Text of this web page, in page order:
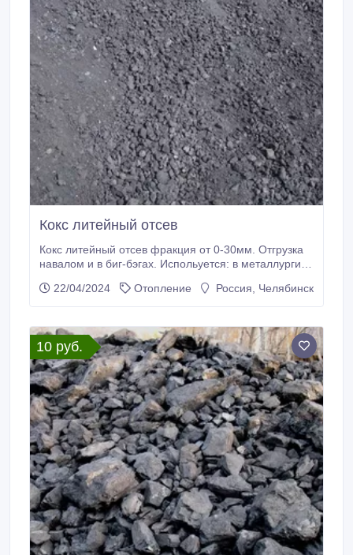
Кокс литейный отсев
Кокс литейный отсев фракция от 0-30мм. Отгрузка
навалом и в биг-бэгах. Испольуется: в металлургии
22/04/2024
Отопление Россия, Челябинск
10 руб.